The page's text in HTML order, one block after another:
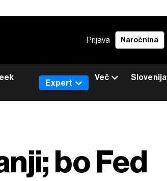
Prijava Naročnina
Slovenija
Expert
Več
bo Fed